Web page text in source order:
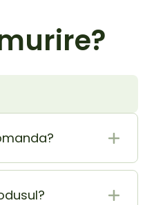
cel mai sigur si
timp poti